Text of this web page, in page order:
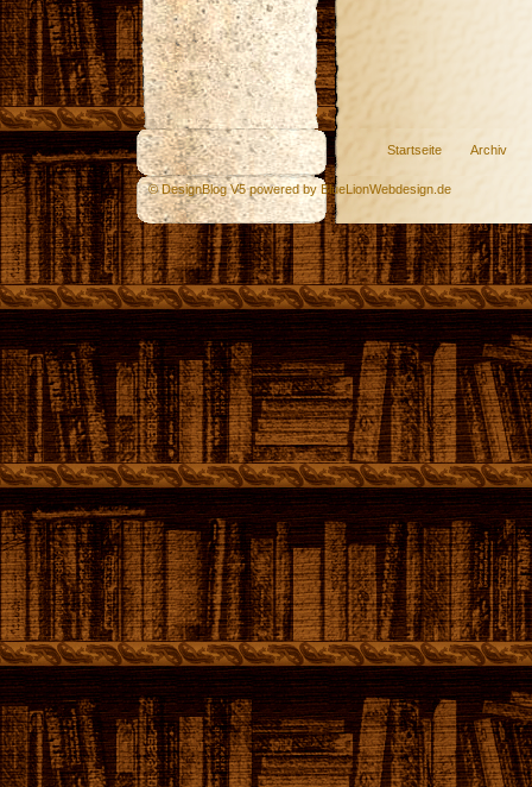
Startseite Archiv
© DesignBlog V5 powered by BlueLionWebdesign.de